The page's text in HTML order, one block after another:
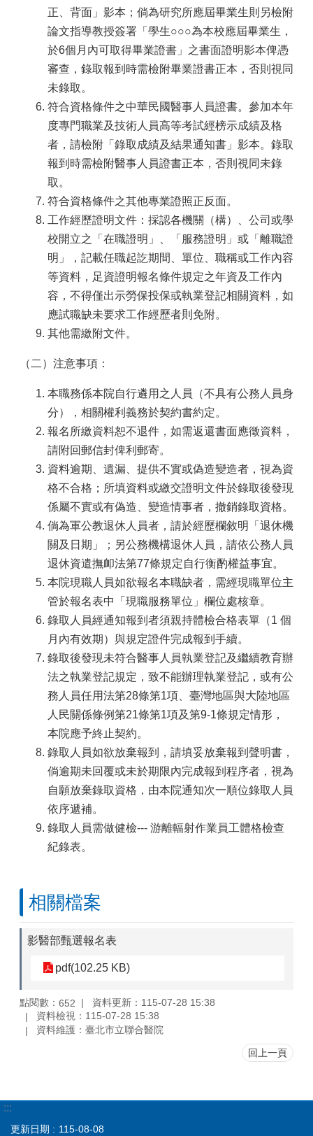
正、背面」影本；倘為研究所應屆畢業生則另檢附
論文指導教授簽署「學生○○○為本校應屆畢業生，
於6個月內可取得畢業證書」之書面證明影本俾憑
審查，錄取報到時需檢附畢業證書正本，否則視同
未錄取。
符合資格條件之中華民國醫事人員證書。參加本年
度專門職業及技術人員高等考試經榜示成績及格
者，請檢附「錄取成績及結果通知書」影本。錄取
報到時需檢附醫事人員證書正本，否則視同未錄
取。
符合資格條件之其他專業證照正反面。
工作經歷證明文件：採認各機關（構）、公司或學
校開立之「在職證明」、「服務證明」或「離職證
明」，記載任職起訖期間、單位、職稱或工作內容
等資料，足資證明報名條件規定之年資及工作內
容，不得僅出示勞保投保或執業登記相關資料，如
應試職缺未要求工作經歷者則免附。
其他需繳附文件。
（二）注意事項：
本職務係本院自行遴用之人員（不具有公務人員身
分），相關權利義務於契約書約定。
報名所繳資料恕不退件，如需返還書面應徵資料，
請附回郵信封俾利郵寄。
資料逾期、遺漏、提供不實或偽造變造者，視為資
格不合格；所填資料或繳交證明文件於錄取後發現
係屬不實或有偽造、變造情事者，撤銷錄取資格。
倘為軍公教退休人員者，請於經歷欄敘明「退休機
關及日期」；另公務機構退休人員，請依公務人員
退休資遣撫卹法第77條規定自行衡酌權益事宜。
本院現職人員如欲報名本職缺者，需經現職單位主
管於報名表中「現職服務單位」欄位處核章。
錄取人員經通知報到者須親持體檢合格表單（1 個
月內有效期）與規定證件完成報到手續。
錄取後發現未符合醫事人員執業登記及繼續教育辦
法之執業登記規定，致不能辦理執業登記，或有公
務人員任用法第28條第1項、臺灣地區與大陸地區
人民關係條例第21條第1項及第9-1條規定情形，
本院應予終止契約。
錄取人員如欲放棄報到，請填妥放棄報到聲明書，
倘逾期未回覆或未於期限內完成報到程序者，視為
自願放棄錄取資格，由本院通知次一順位錄取人員
依序遞補。
錄取人員需做健檢--- 游離輻射作業員工體格檢查
紀錄表。
相關檔案
影醫部甄選報名表
pdf(102.25 KB)
點閱數： 652
資料更新：115-07-28 15:38
資料檢視：115-07-28 15:38
資料維護：臺北市立聯合醫院
回上一頁
:::
更新日期 115-08-08